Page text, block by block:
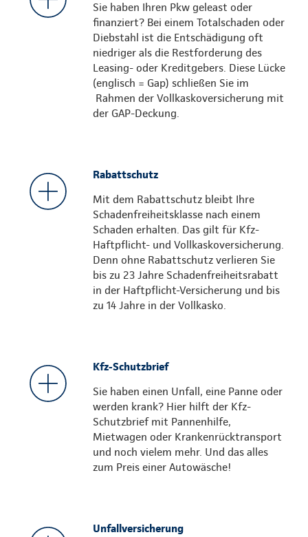
Sie haben Ihren Pkw geleast oder
finanziert? Bei einem Totalschaden oder
Diebstahl ist die Entschädigung oft
niedriger als die Restforderung des
Leasing- oder Kreditgebers. Diese Lücke
(englisch = Gap) schließen Sie im
Rahmen der Vollkaskoversicherung mit
der GAP-Deckung.
Rabattschutz
Mit dem Rabattschutz bleibt Ihre
Schadenfreiheitsklasse nach einem
Schaden erhalten. Das gilt für Kfz-
Haftpflicht- und Vollkaskoversicherung.
Denn ohne Rabattschutz verlieren Sie
bis zu 23 Jahre Schadenfreiheitsrabatt
in der Haftpflicht-Versicherung und bis
zu 14 Jahre in der Vollkasko.
Kfz-Schutzbrief
Sie haben einen Unfall, eine Panne oder
werden krank? Hier hilft der Kfz-
Schutzbrief mit Pannenhilfe,
Mietwagen oder Krankenrücktransport
und noch vielem mehr. Und das alles
zum Preis einer Autowäsche!
Unfallversicherung